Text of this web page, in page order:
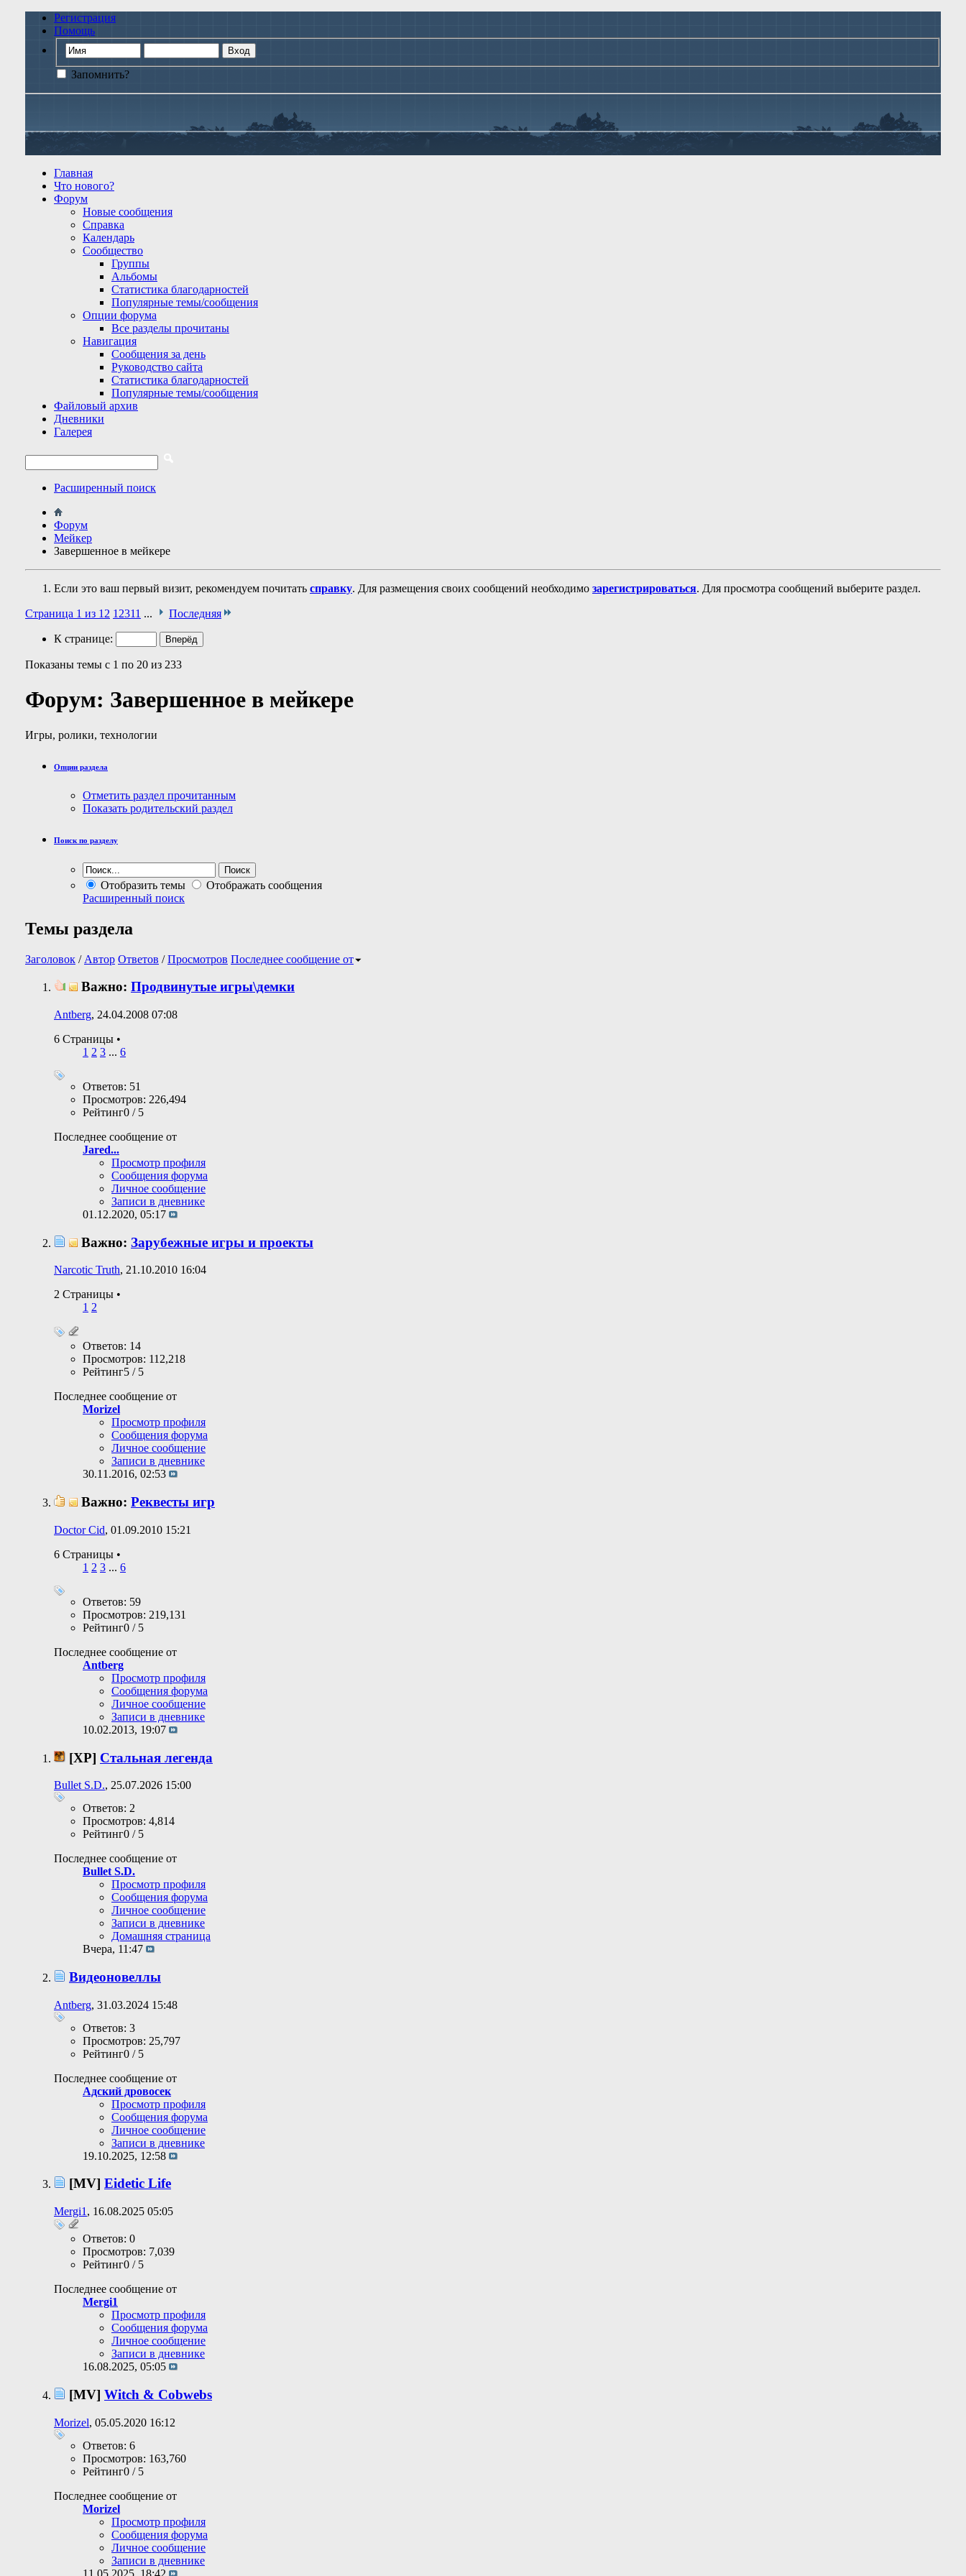
Регистрация
Помощь
Запомнить?
Главная
Что нового?
Форум
Новые сообщения
Справка
Календарь
Сообщество
Группы
Альбомы
Статистика благодарностей
Популярные темы/сообщения
Опции форума
Все разделы прочитаны
Навигация
Сообщения за день
Руководство сайта
Статистика благодарностей
Популярные темы/сообщения
Файловый архив
Дневники
Галерея
Расширенный поиск
Форум
Мейкер
Завершенное в мейкере
Если это ваш первый визит, рекомендуем почитать справку. Для размещения своих сообщений необходимо зарегистрироваться. Для просмотра сообщений выберите раздел.
Страница 1 из 12 1 2311 ... Последняя
К странице:
Показаны темы с 1 по 20 из 233
Форум: Завершенное в мейкере
Игры, ролики, технологии
Опции раздела
Отметить раздел прочитанным
Показать родительский раздел
Поиск по разделу
Отобразить темы
Отображать сообщения
Расширенный поиск
Темы раздела
Заголовок / Автор Ответов /Просмотров Последнее сообщение от
Важно: Продвинутые игры\демки
Antberg, 24.04.2008 07:08
6 Страницы •
1 2 3 ... 6
Ответов: 51
Просмотров: 226,494
Рейтинг0 / 5
Последнее сообщение от
Jared...
Просмотр профиля
Сообщения форума
Личное сообщение
Записи в дневнике
01.12.2020, 05:17
Важно: Зарубежные игры и проекты
Narcotic Truth, 21.10.2010 16:04
2 Страницы •
1 2
Ответов: 14
Просмотров: 112,218
Рейтинг5 / 5
Последнее сообщение от
Morizel
Просмотр профиля
Сообщения форума
Личное сообщение
Записи в дневнике
30.11.2016, 02:53
Важно: Реквесты игр
Doctor Cid, 01.09.2010 15:21
6 Страницы •
1 2 3 ... 6
Ответов: 59
Просмотров: 219,131
Рейтинг0 / 5
Последнее сообщение от
Antberg
Просмотр профиля
Сообщения форума
Личное сообщение
Записи в дневнике
10.02.2013, 19:07
[XP] Стальная легенда
Bullet S.D., 25.07.2026 15:00
Ответов: 2
Просмотров: 4,814
Рейтинг0 / 5
Последнее сообщение от
Bullet S.D.
Просмотр профиля
Сообщения форума
Личное сообщение
Записи в дневнике
Домашняя страница
Вчера, 11:47
Видеоновеллы
Antberg, 31.03.2024 15:48
Ответов: 3
Просмотров: 25,797
Рейтинг0 / 5
Последнее сообщение от
Адский дровосек
Просмотр профиля
Сообщения форума
Личное сообщение
Записи в дневнике
19.10.2025, 12:58
[MV] Eidetic Life
Mergi1 , 16.08.2025 05:05
Ответов: 0
Просмотров: 7,039
Рейтинг0 / 5
Последнее сообщение от
Mergi1
Просмотр профиля
Сообщения форума
Личное сообщение
Записи в дневнике
16.08.2025, 05:05
[MV] Witch & Cobwebs
Morizel, 05.05.2020 16:12
Ответов: 6
Просмотров: 163,760
Рейтинг0 / 5
Последнее сообщение от
Morizel
Просмотр профиля
Сообщения форума
Личное сообщение
Записи в дневнике
11.05.2025, 18:42